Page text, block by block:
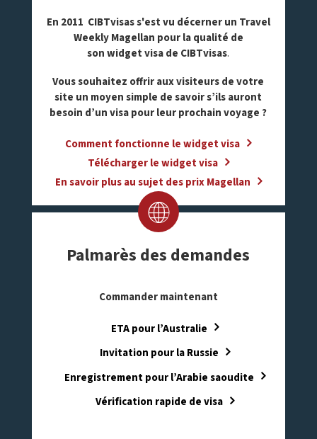
En 2011 CIBTvisass'est vu décerner un Travel
Weekly Magellan pour la qualité de
son widget visa de CIBTvisas.
Vous souhaitez offrir aux visiteurs de votre
site un moyen simple de savoir s’ils auront
besoin d’un visa pour leur prochain voyage ?
Comment fonctionne le widget visa
Télécharger le widget visa
En savoir plus au sujet des prix Magellan
Palmarès des demandes
Commander maintenant
ETA pour l’Australie
Invitation pour la Russie
Enregistrement pour l’Arabie saoudite
Vérification rapide de visa